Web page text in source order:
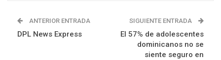
ANTERIOR ENTRADA
DPL News Express
SIGUIENTE ENTRADA
El 57% de adolescentes
dominicanos no se
siente seguro en